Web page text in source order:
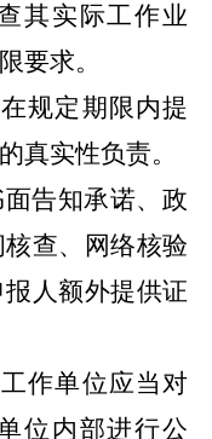
其实际工作业
要求。
规定期限内提
真实性负责。
告知承诺、政
查、网络核验
人额外提供证
作单位应当对
位内部进行公